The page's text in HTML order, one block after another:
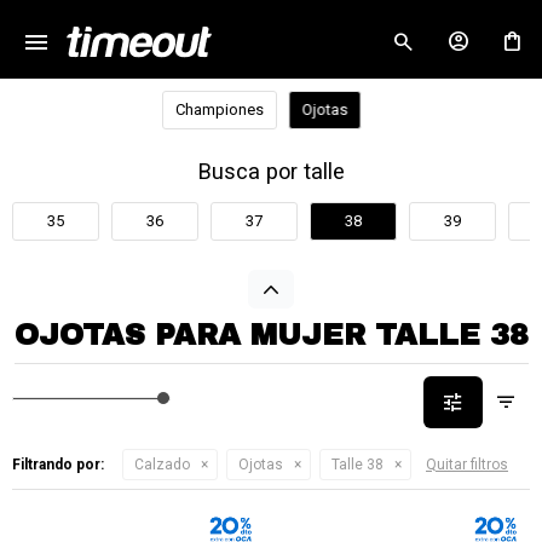
menu
Championes Ojotas
Busca por talle
35 36 37 38 39
OJOTAS PARA MUJER TALLE 38
Filtrando por: Calzado Ojotas Talle 38 Quitar filtros